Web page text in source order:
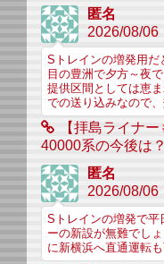
匿名
2026/08/06
Sトレインの増発用だ
目の豊洲で夕方～夜
提供区間としては恵
での送り込みなので、
【拝島ライナ
40000系の今後は？
匿名
2026/08/06
Sトレインの増発で平
ーの新設が無難でし
に新横浜へ直通運転